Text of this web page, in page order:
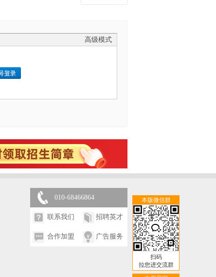
高级模式
本版微信群
扫码
拉您进交流群
010-68466864
联系我们 招聘英才
合作加盟 广告服务